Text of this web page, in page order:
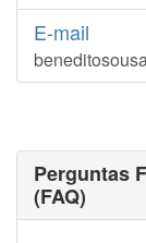
E-mail
Perguntas
(FAQ)